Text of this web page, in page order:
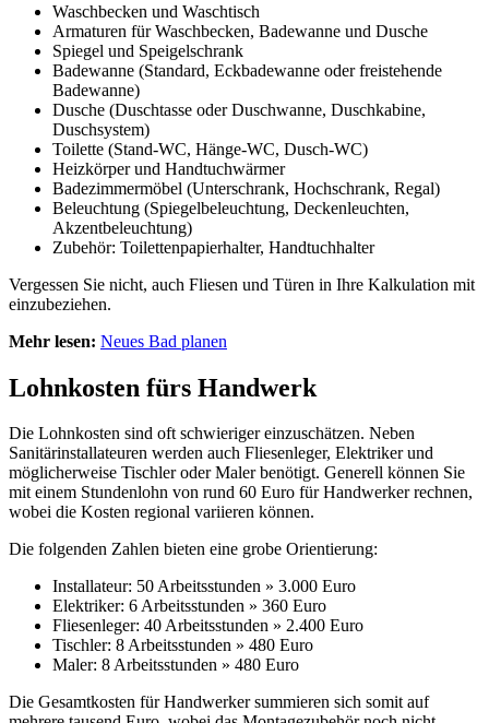
Waschbecken und Waschtisch
Armaturen für Waschbecken, Badewanne und Dusche
Spiegel und Speigelschrank
Badewanne (Standard, Eckbadewanne oder freistehende
Badewanne)
Dusche (Duschtasse oder Duschwanne, Duschkabine,
Duschsystem)
Toilette (Stand-WC, Hänge-WC, Dusch-WC)
Heizkörper und Handtuchwärmer
Badezimmermöbel (Unterschrank, Hochschrank, Regal)
Beleuchtung (Spiegelbeleuchtung, Deckenleuchten,
Akzentbeleuchtung)
Zubehör: Toilettenpapierhalter, Handtuchhalter
Vergessen Sie nicht, auch Fliesen und Türen in Ihre Kalkulation mit
einzubeziehen.
Mehr lesen: Neues Bad planen
Lohnkosten fürs Handwerk
Die Lohnkosten sind oft schwieriger einzuschätzen. Neben
Sanitärinstallateuren werden auch Fliesenleger, Elektriker und
möglicherweise Tischler oder Maler benötigt. Generell können Sie
mit einem Stundenlohn von rund 60 Euro für Handwerker rechnen,
wobei die Kosten regional variieren können.
Die folgenden Zahlen bieten eine grobe Orientierung:
Installateur: 50 Arbeitsstunden » 3.000 Euro
Elektriker: 6 Arbeitsstunden » 360 Euro
Fliesenleger: 40 Arbeitsstunden » 2.400 Euro
Tischler: 8 Arbeitsstunden » 480 Euro
Maler: 8 Arbeitsstunden » 480 Euro
Die Gesamtkosten für Handwerker summieren sich somit auf